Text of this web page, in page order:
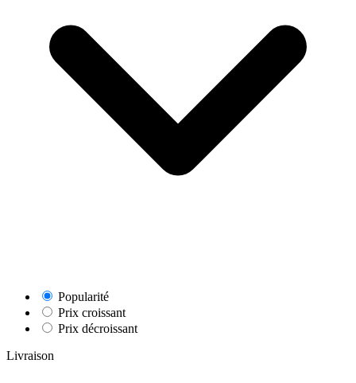
Popularité
Prix croissant
Prix décroissant
Livraison